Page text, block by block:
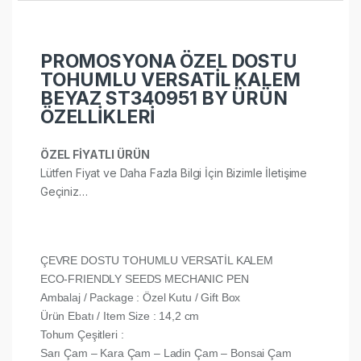
PROMOSYONA ÖZEL DOSTU
TOHUMLU VERSATİL KALEM
BEYAZ ST340951 BY ÜRÜN
ÖZELLİKLERİ
ÖZEL FİYATLI ÜRÜN
Lütfen Fiyat ve Daha Fazla Bilgi İçin Bizimle İletişime
Geçiniz…
ÇEVRE DOSTU TOHUMLU VERSATİL KALEM
ECO-FRIENDLY SEEDS MECHANIC PEN
Ambalaj / Package : Özel Kutu / Gift Box
Ürün Ebatı / Item Size : 14,2 cm
Tohum Çeşitleri :
Sarı Çam – Kara Çam – Ladin Çam – Bonsai Çam